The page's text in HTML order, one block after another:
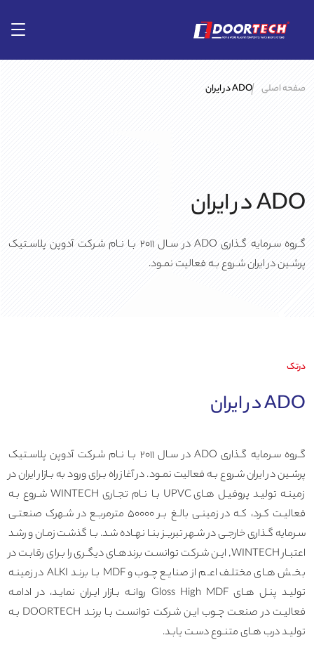
صفحه اصلی ADO در ایران
ADO در ایران
گـروه سـرمایه گـذاری ADO در سـال ۲۰۱۱ بـا نـام شـرکت آدوپن پلاسـتیک
پرشـین در ایران شـروع بـه فعالیت نمـود.
درتک
ADO در ایران
گـروه سـرمایه گـذاری ADO در سـال ۲۰۱۱ بـا نـام شـرکت آدوپن پلاسـتیک
پرشـین در ایران شـروع بـه فعالیت نمـود. در آغاز راه بـرای ورود به بـازار ایران در
زمینـه تولیـد پروفیـل هـای UPVC بـا نـام تجـاری WINTECH شـروع بـه
فعالیـت کـرد، کـه در زمینـی بالـغ بـر ۵۰۰۰۰ مترمربـع در شـهرک صنعتـی
سـرمایه گـذاری خارجـی در شـهر تبریـز بنـا نهـاده شـد. بـا گذشـت زمـان و رشـد
اعتبـار WINTECH, ایـن شـرکت توانسـت برندهـای دیگـری را بـرای رقابـت در
بخـش هـای مختلـف اعـم از صنایـع چـوب و MDF بـا برنـد ALKI در زمینـه
تولیـد پنـل هـای Gloss High MDF روانـه بـازار ایـران نمایـد، در ادامـه
فعالیـت در صنعـت چـوب ایـن شـرکت توانسـت بـا برنـد DOORTECH بـه
تولیـد درب هـای متنـوع دسـت یابـد.